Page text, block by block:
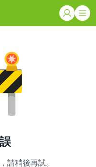
請稍後再試。